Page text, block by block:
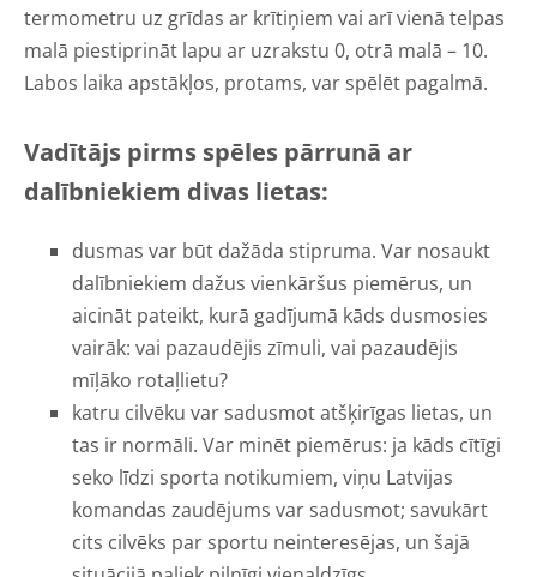
termometru uz grīdas ar krītiņiem vai arī vienā telpas
malā piestiprināt lapu ar uzrakstu 0, otrā malā – 10.
Labos laika apstākļos, protams, var spēlēt pagalmā.
Vadītājs pirms spēles pārrunā ar
dalībniekiem divas lietas:
dusmas var būt dažāda stipruma. Var nosaukt
dalībniekiem dažus vienkāršus piemērus, un
aicināt pateikt, kurā gadījumā kāds dusmosies
vairāk: vai pazaudējis zīmuli, vai pazaudējis
mīļāko rotaļlietu?
katru cilvēku var sadusmot atšķirīgas lietas, un
tas ir normāli. Var minēt piemērus: ja kāds cītīgi
seko līdzi sporta notikumiem, viņu Latvijas
komandas zaudējums var sadusmot; savukārt
cits cilvēks par sportu neinteresējas, un šajā